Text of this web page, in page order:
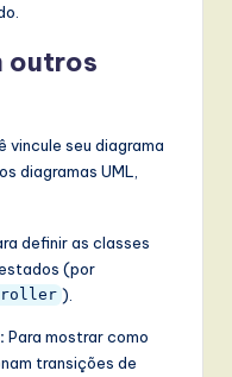
outros
vincule seu diagrama
diagramas UML,
definir as classes
(por
).
Para mostrar como
transições de